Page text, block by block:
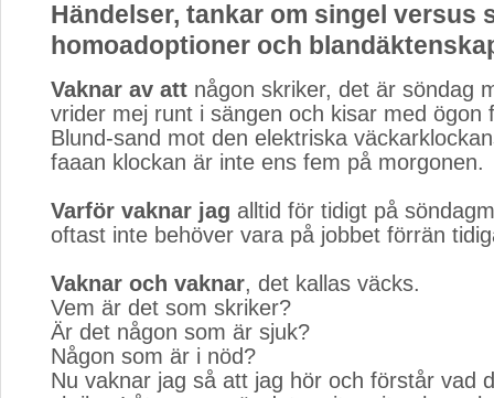
Händelser, tankar om singel versus
homoadoptioner och
Vaknar av att någon skriker, det är söndag
vrider mej runt i sängen och kisar med ögon
Blund-sand mot den elektriska
faaan klockan är inte ens fem på morgonen.
Varför vaknar jag alltid för tidigt på
oftast inte behöver vara på jobbet förrän
Vaknar och vaknar, det kallas väcks.
Vem är det som skriker?
Är det någon som är sjuk?
Någon som är i nöd?
Nu vaknar jag så att jag hör och förstår vad